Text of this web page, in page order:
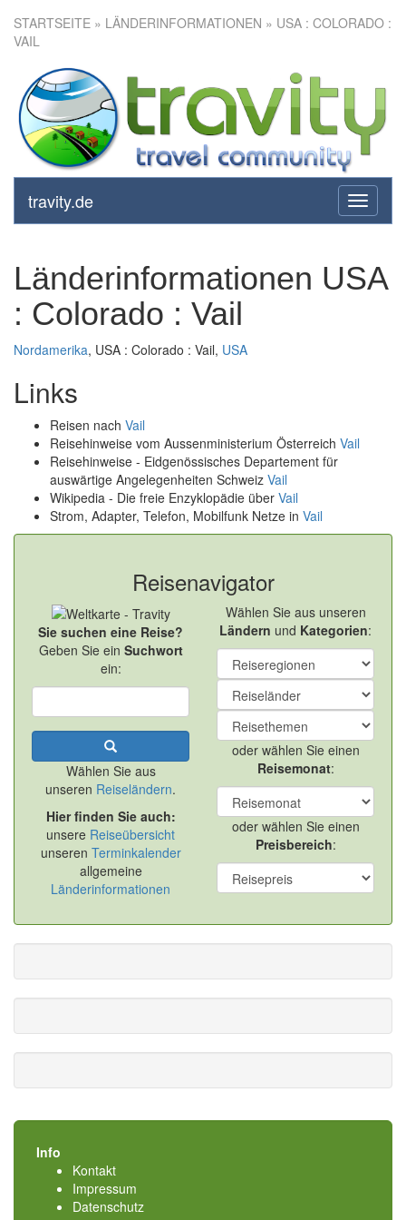
STARTSEITE » LÄNDERINFORMATIONEN » USA : COLORADO :
VAIL
toggle
travity.de
Länderinformationen USA
: Colorado : Vail
Nordamerika, USA : Colorado : Vail, USA
Links
Reisen nach Vail
Reisehinweise vom Aussenministerium Österreich Vail
Reisehinweise - Eidgenössisches Departement für
auswärtige Angelegenheiten Schweiz Vail
Wikipedia - Die freie Enzyklopädie über Vail
Strom, Adapter, Telefon, Mobilfunk Netze in Vail
Reisenavigator
Sie suchen eine Reise?
Geben Sie ein Suchwort
ein:
Wählen Sie aus
unseren Reiseländern.
Hier finden Sie auch:
unsere Reiseübersicht
unseren Terminkalender
allgemeine
Länderinformationen
Wählen Sie aus unseren
Ländern und Kategorien:
oder wählen Sie einen
Reisemonat:
oder wählen Sie einen
Preisbereich:
Info
Kontakt
Impressum
Datenschutz